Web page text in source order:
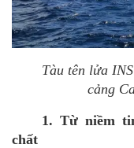
Tàu tên lửa
cảng
1. Từ niềm
chất